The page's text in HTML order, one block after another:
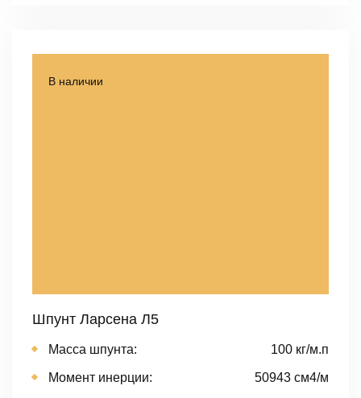
В наличии
Шпунт Ларсена Л5
Масса шпунта: 100 кг/м.п
Момент инерции: 50943 cм4/м